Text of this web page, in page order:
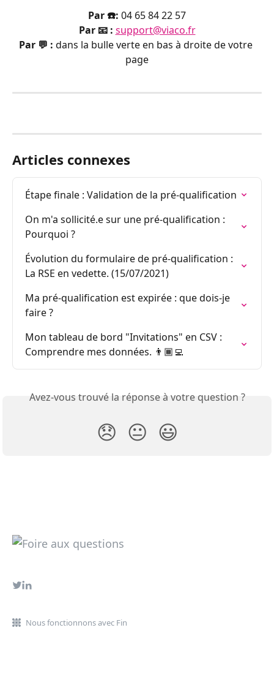
Par ☎️: 04 65 84 22 57
Par 📧 : support@viaco.fr
Par 💬 : dans la bulle verte en bas à droite de votre
page
Articles connexes
Étape finale : Validation de la pré-qualification
On m'a sollicité.e sur une pré-qualification :
Pourquoi ?
Évolution du formulaire de pré-qualification :
La RSE en vedette. (15/07/2021)
Ma pré-qualification est expirée : que dois-je
faire ?
Mon tableau de bord "Invitations" en CSV :
Comprendre mes données. 👨🏾‍💻
Avez-vous trouvé la réponse à votre question ?
😞 😐 😃
Nous fonctionnons avec Fin